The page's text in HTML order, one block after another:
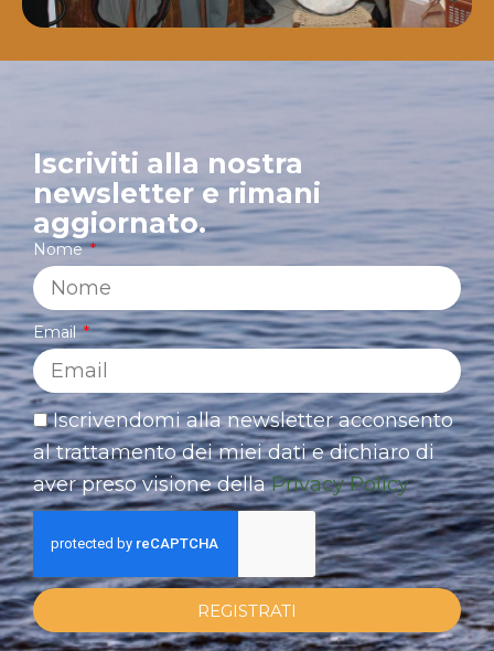
Iscriviti alla nostra
newsletter e rimani
aggiornato.
Nome
Email
Iscrivendomi alla newsletter acconsento
al trattamento dei miei dati e dichiaro di
aver preso visione dellaPrivacy Policy
REGISTRATI